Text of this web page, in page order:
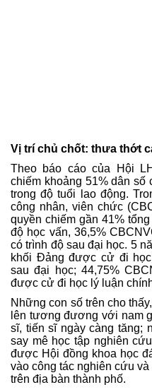
Vị trí chủ chốt: thưa thớt
Theo báo cáo của Hội
chiếm khoảng 51% dân số
trong độ tuổi lao động.
công nhân, viên chức
quyền chiếm gần 41%
độ học vấn, 36,5%
có trình độ sau đại học. 5
khối Đảng được cử đi
sau đại học; 44,75%
được cử đi học lý luận
Những con số trên cho
lên tương đương với nam
sĩ, tiến sĩ ngày càng tăng;
say mê học tập nghiên
được Hội đồng khoa học
vào công tác nghiên cứu
trên địa bàn thành phố.